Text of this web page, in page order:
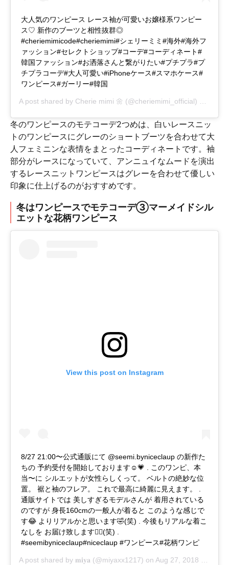
大人気のワンピース レース袖が可愛いお嬢様系ワンピー
ス♡ 新作のブーツと相性抜群◎ ㅤㅤㅤㅤㅤㅤㅤㅤㅤㅤㅤㅤㅤ
#cheriemimicode#cheriemimi#シェリーミミ#海外#海外フ
ァッション#セレクトショップ#コーデ#コーディネート#
韓国ファッション#お洒落さんと繋がりたい#プチプラ#プ
チプラコーデ#大人可愛い#iPhoneケース#スマホケース#
ワンピース#ガーリー#韓国
A post shared by Cherie mimi 🌼 (@cheriemimi_official) on
冬のワンピースのモテコーデ2つめは、白いレースニッ
トのワンピースにグレーのショートブーツを合わせて大
人フェミニンな表情をまとったコーディネートです。袖
部分がレースになっていて、アンニュイなムードを演出
するレースニットワンピースはグレーを合わせて優しい
印象に仕上げるのがおすすめです。
冬はワンピースでモテコーデ③マーメイドシル
エットな花柄ワンピース
View this post on Instagram
8/27 21:00〜公式通販にて @seemi.byniceclaup の新作た
ちの 予約受付を開始しております☺️💗 . このワンピ、本
当〜に シルエットが女性らしくって。 ベルトの絶妙な位
置。 裾と袖のフレア。 これで最高に綺麗に見えます。 .
通販サイトでは 美しすぎるモデルさんが 着用されている
のですが 身長160cmの一般人が着ると このような感じで
す😂 よりリアルかと思います🤣(笑) . 今後もリアルな着こ
なしを お届け致します🙇‍♀️(笑) .
#seemibyniceclaup#niceclaup #ワンピース#花柄ワンピ
A post shared by 𝐦𝐢𝐲𝐚 (@miyaxx1217) on Aug 27, 2018 at 8:12am PDT